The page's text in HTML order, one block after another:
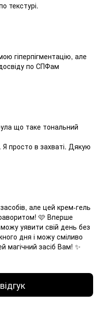
текстурі.
гіперпігментацію, але
по СПФам
що таке тональний
просто в захваті. Дякую
але цей крем-гель
🩷 Вперше
уявити свій день без
дня і можу сміливо
магічний засіб Вам! ✨